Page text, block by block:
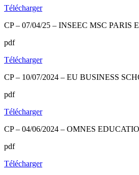
Télécharger
CP – 07/04/25 – INSEEC MSC
pdf
Télécharger
CP – 10/07/2024 – EU BUSINESS
pdf
Télécharger
CP – 04/06/2024 – OMNES
pdf
Télécharger